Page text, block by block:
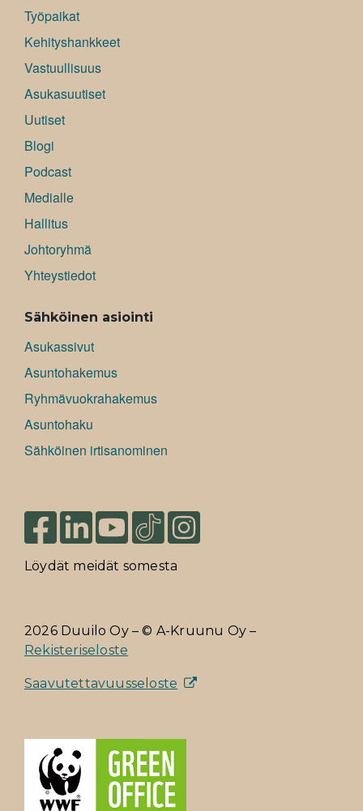
Työpaikat
Kehityshankkeet
Vastuullisuus
Asukasuutiset
Uutiset
Blogi
Podcast
Medialle
Hallitus
Johtoryhmä
Yhteystiedot
Sähköinen asiointi
Asukassivut
Asuntohakemus
Ryhmävuokrahakemus
Asuntohaku
Sähköinen irtisanominen
Löydät meidät somesta
2026 Duuilo Oy – © A-Kruunu Oy –
Rekisteriseloste
Saavutettavuusseloste